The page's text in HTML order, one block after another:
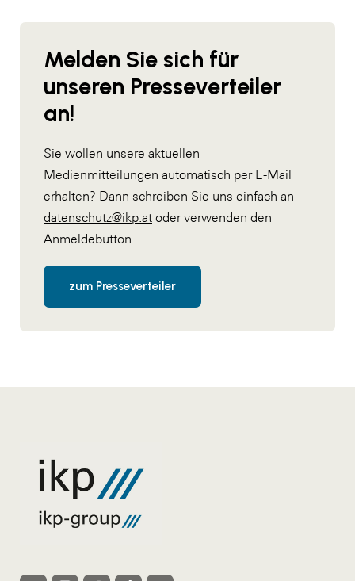
Melden Sie sich für
unseren Presseverteiler
an!
Sie wollen unsere aktuellen
Medienmitteilungen automatisch per E-Mail
erhalten? Dann schreiben Sie uns einfach an
datenschutz@ikp.at oder verwenden den
Anmeldebutton.
zum Presseverteiler